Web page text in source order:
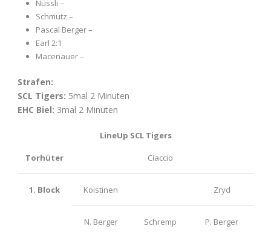
Nüssli –
Schmutz –
Pascal Berger –
Earl 2:1
Macenauer –
Strafen:
SCL Tigers: 5mal 2 Minuten
EHC Biel: 3mal 2 Minuten
LineUp SCL Tigers
Torhüter Ciaccio
1. Block Koistinen Zryd
N. Berger Schremp P. Berger